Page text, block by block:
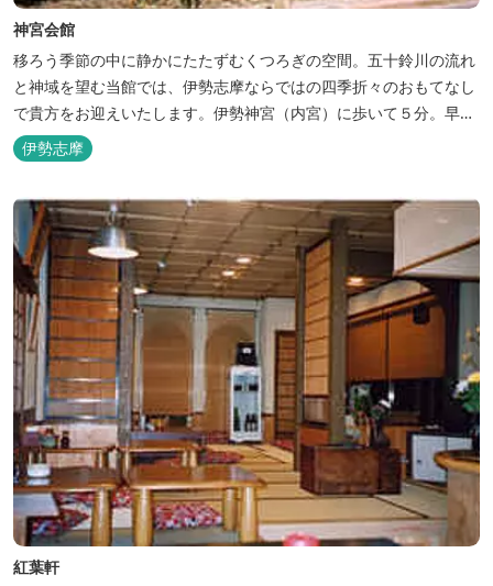
神宮会館
移ろう季節の中に静かにたたずむくつろぎの空間。五十鈴川の流れ
と神域を望む当館では、伊勢志摩ならではの四季折々のおもてなし
で貴方をお迎えいたします。伊勢神宮（内宮）に歩いて５分。早朝
参拝を体験できます。
伊勢志摩
紅葉軒